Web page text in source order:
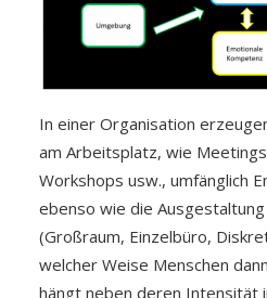
In einer Organisation
am Arbeitsplatz, wie
Workshops usw., umfänglich
ebenso wie die
(Großraum, Einzelbüro,
welcher Weise Menschen
hängt neben deren Intensität